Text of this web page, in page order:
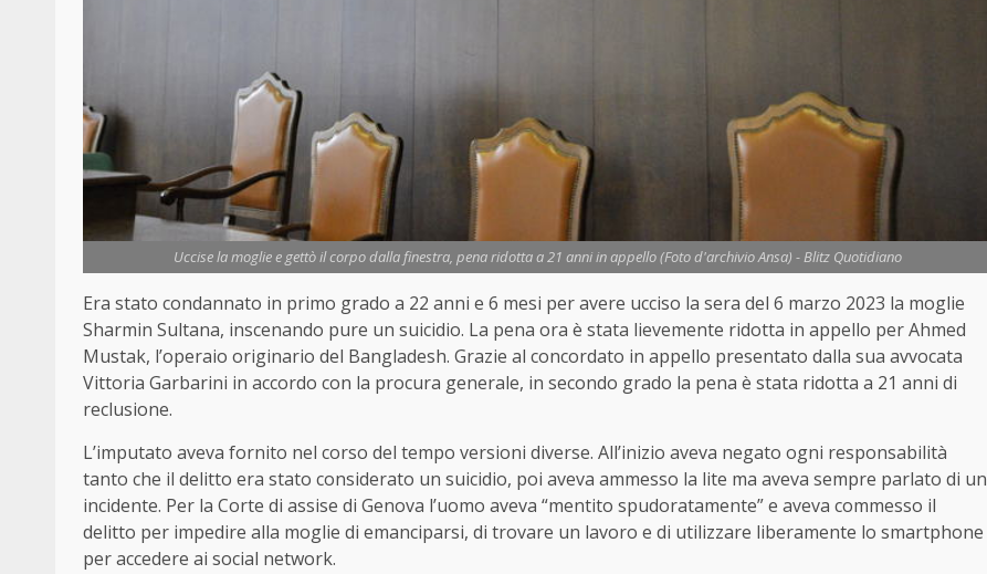
Uccise la moglie e gettò il corpo dalla finestra, pena ridotta a 21 anni in appello (Foto d'archivio Ansa) - Blitz Quotidiano
Era stato condannato in primo grado a 22 anni e 6 mesi per avere ucciso la sera del 6 marzo 2023 la moglie
Sharmin Sultana, inscenando pure un suicidio. La pena ora è stata lievemente ridotta in appello per Ahmed
Mustak, l’operaio originario del Bangladesh. Grazie al concordato in appello presentato dalla sua avvocata
Vittoria Garbarini in accordo con la procura generale, in secondo grado la pena è stata ridotta a 21 anni di
reclusione.
L’imputato aveva fornito nel corso del tempo versioni diverse. All’inizio aveva negato ogni responsabilità
tanto che il delitto era stato considerato un suicidio, poi aveva ammesso la lite ma aveva sempre parlato di un
incidente. Per la Corte di assise di Genova l’uomo aveva “mentito spudoratamente” e aveva commesso il
delitto per impedire alla moglie di emanciparsi, di trovare un lavoro e di utilizzare liberamente lo smartphone
per accedere ai social network.